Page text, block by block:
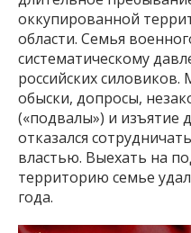
оккупированной
области. Семья
систематическому
российских
обыски, допросы,
(«подвалы») и изъятие
отказался
властью. Выехать на
территорию семье
года.